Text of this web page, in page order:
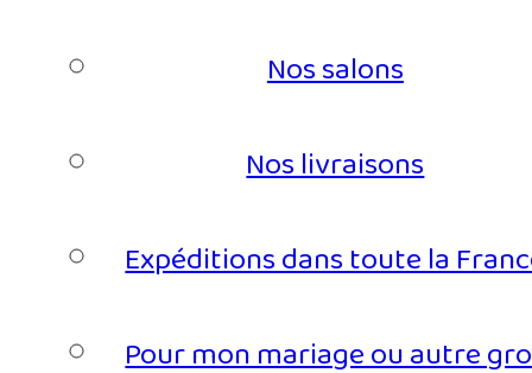
Nos salons
Nos livraisons
Expéditions dans toute la
Pour mon mariage ou autre